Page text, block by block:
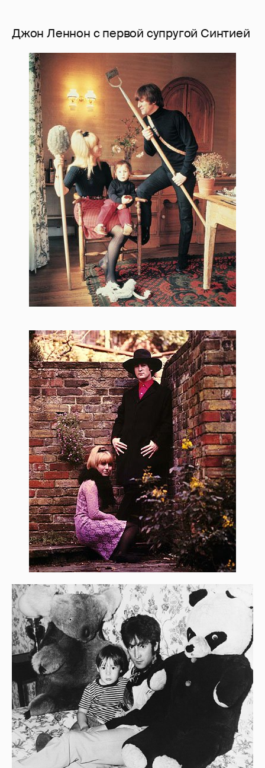
Джон Леннон с первой супругой Синтией